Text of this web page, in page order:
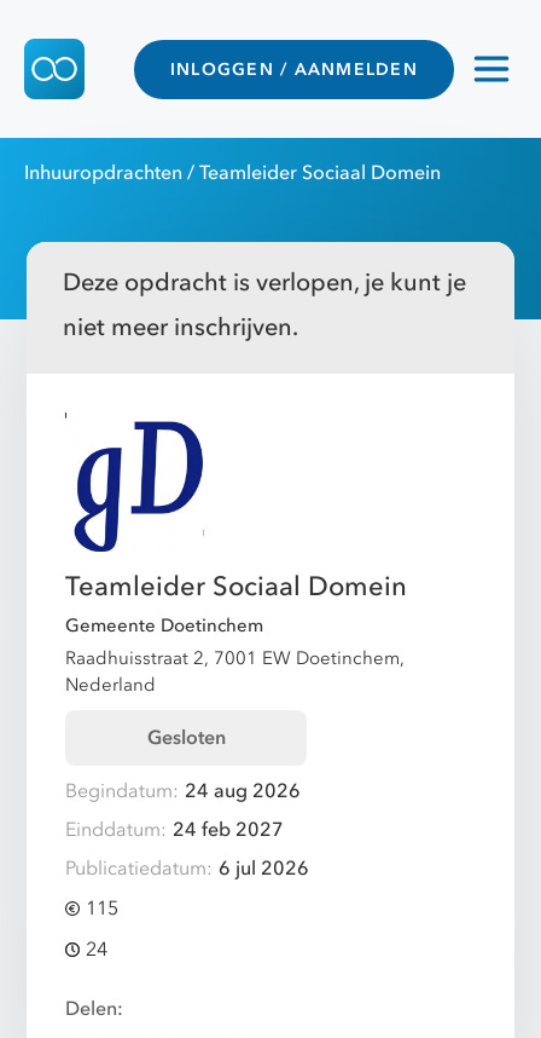
INLOGGEN / AANMELDEN
Inhuuropdrachten / Teamleider Sociaal Domein
Deze opdracht is verlopen, je kunt je
niet meer inschrijven.
Teamleider Sociaal Domein
Gemeente Doetinchem
Raadhuisstraat 2, 7001 EW Doetinchem,
Nederland
Gesloten
Begindatum: 24 aug 2026
Einddatum: 24 feb 2027
Publicatiedatum: 6 jul 2026
115
24
Delen: